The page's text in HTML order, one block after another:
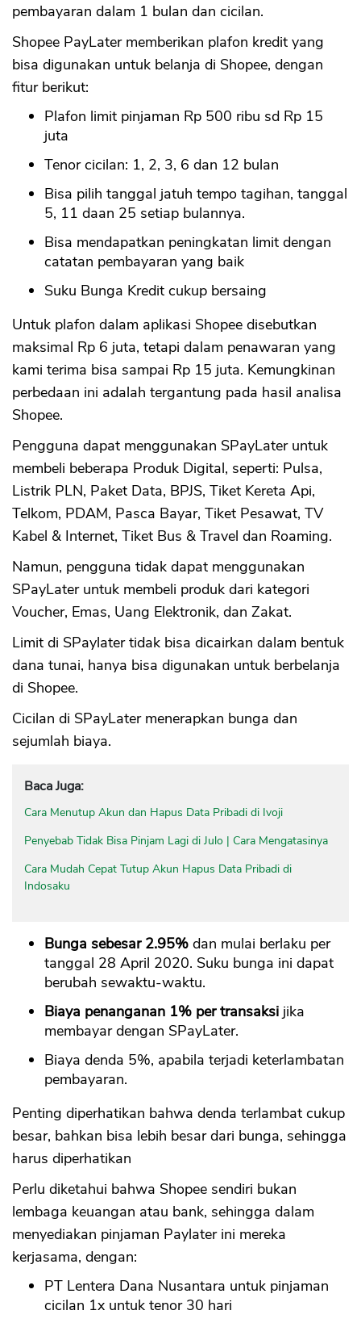
pembayaran dalam 1 bulan dan cicilan.
Shopee PayLater memberikan plafon kredit yang
bisa digunakan untuk belanja di Shopee, dengan
fitur berikut:
Plafon limit pinjaman Rp 500 ribu sd Rp 15
juta
Tenor cicilan: 1, 2, 3, 6 dan 12 bulan
Bisa pilih tanggal jatuh tempo tagihan, tanggal
5, 11 daan 25 setiap bulannya.
Bisa mendapatkan peningkatan limit dengan
catatan pembayaran yang baik
Suku Bunga Kredit cukup bersaing
Untuk plafon dalam aplikasi Shopee disebutkan
maksimal Rp 6 juta, tetapi dalam penawaran yang
kami terima bisa sampai Rp 15 juta. Kemungkinan
perbedaan ini adalah tergantung pada hasil analisa
Shopee.
Pengguna dapat menggunakan SPayLater untuk
membeli beberapa Produk Digital, seperti: Pulsa,
Listrik PLN, Paket Data, BPJS, Tiket Kereta Api,
Telkom, PDAM, Pasca Bayar, Tiket Pesawat, TV
Kabel & Internet, Tiket Bus & Travel dan Roaming.
Namun, pengguna tidak dapat menggunakan
SPayLater untuk membeli produk dari kategori
Voucher, Emas, Uang Elektronik, dan Zakat.
Limit di SPaylater tidak bisa dicairkan dalam bentuk
dana tunai, hanya bisa digunakan untuk berbelanja
di Shopee.
Cicilan di SPayLater menerapkan bunga dan
sejumlah biaya.
Baca Juga:
Cara Menutup Akun dan Hapus Data Pribadi di Ivoji
Penyebab Tidak Bisa Pinjam Lagi di Julo | Cara Mengatasinya
Cara Mudah Cepat Tutup Akun Hapus Data Pribadi di
Indosaku
Bunga sebesar 2.95% dan mulai berlaku per
tanggal 28 April 2020. Suku bunga ini dapat
berubah sewaktu-waktu.
Biaya penanganan 1% per transaksi jika
membayar dengan SPayLater.
Biaya denda 5%, apabila terjadi keterlambatan
pembayaran.
Penting diperhatikan bahwa denda terlambat cukup
besar, bahkan bisa lebih besar dari bunga, sehingga
harus diperhatikan
Perlu diketahui bahwa Shopee sendiri bukan
lembaga keuangan atau bank, sehingga dalam
menyediakan pinjaman Paylater ini mereka
kerjasama, dengan:
PT Lentera Dana Nusantara untuk pinjaman
cicilan 1x untuk tenor 30 hari